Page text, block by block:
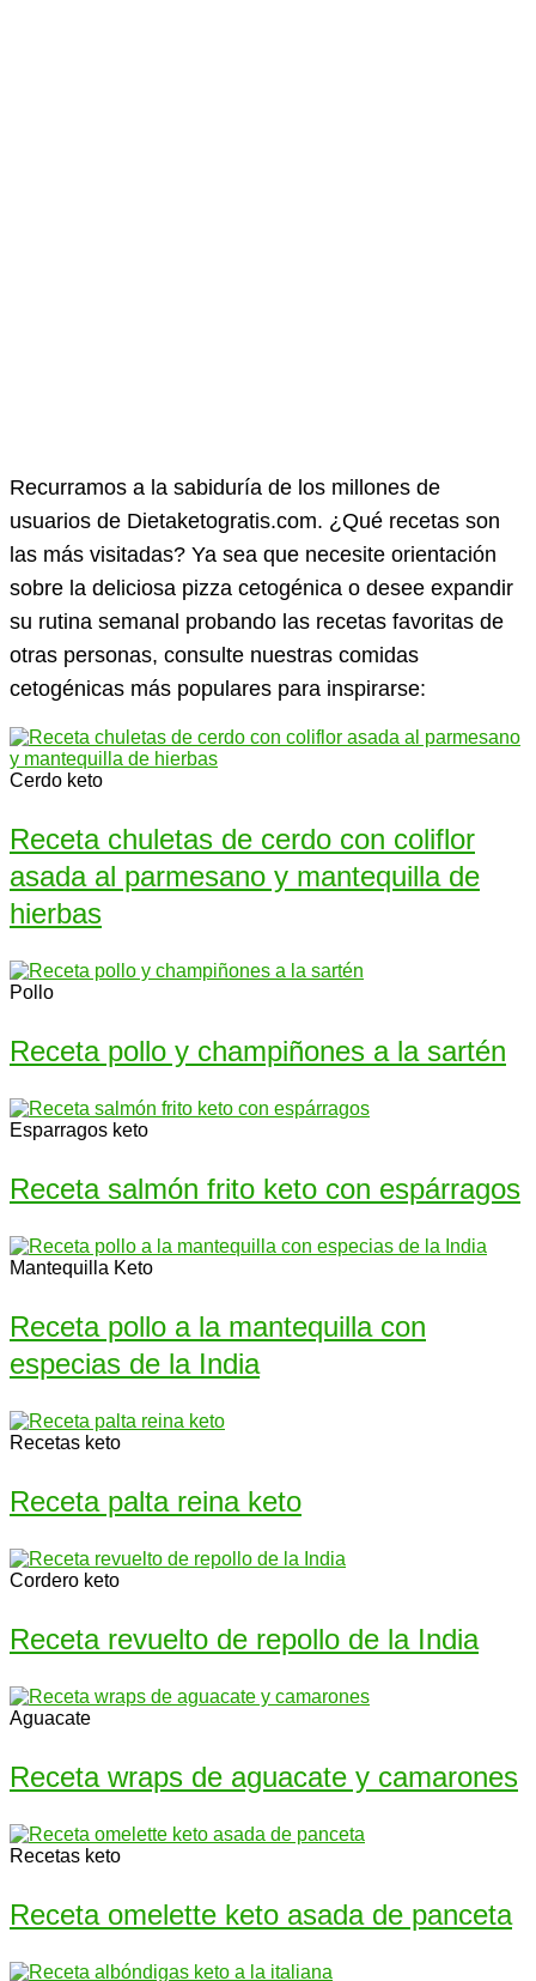
Recurramos a la sabiduría de los millones de
usuarios de Dietaketogratis.com. ¿Qué recetas son
las más visitadas? Ya sea que necesite orientación
sobre la deliciosa pizza cetogénica o desee expandir
su rutina semanal probando las recetas favoritas de
otras personas, consulte nuestras comidas
cetogénicas más populares para inspirarse:
Cerdo keto
Receta chuletas de cerdo con coliflor
asada al parmesano y mantequilla de
hierbas
Pollo
Receta pollo y champiñones a la sartén
Esparragos keto
Receta salmón frito keto con espárragos
Mantequilla Keto
Receta pollo a la mantequilla con
especias de la India
Recetas keto
Receta palta reina keto
Cordero keto
Receta revuelto de repollo de la India
Aguacate
Receta wraps de aguacate y camarones
Recetas keto
Receta omelette keto asada de panceta